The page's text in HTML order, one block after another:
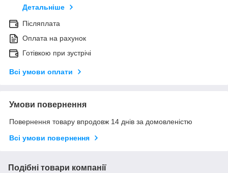
Детальніше
Післяплата
Оплата на рахунок
Готівкою при зустрічі
Всі умови оплати
Умови повернення
Повернення товару впродовж 14 днів за домовленістю
Всі умови повернення
Подібні товари компанії